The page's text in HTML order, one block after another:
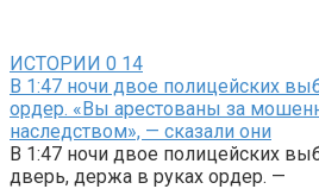
ИСТОРИИ 0 14
В 1:47 ночи двое полицейских
ордер. «Вы арестованы за
наследством», — сказали они
В 1:47 ночи двое полицейских
дверь, держа в руках ордер. —